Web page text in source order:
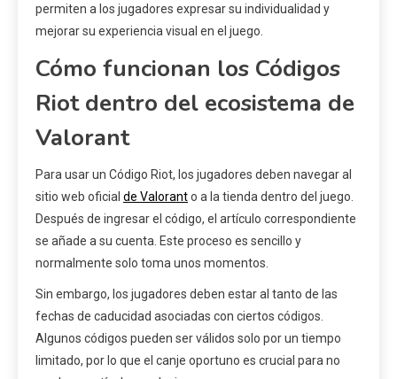
permiten a los jugadores expresar su individualidad y
mejorar su experiencia visual en el juego.
Cómo funcionan los Códigos
Riot dentro del ecosistema de
Valorant
Para usar un Código Riot, los jugadores deben navegar al
sitio web oficial de Valoranto a la tienda dentro del juego.
Después de ingresar el código, el artículo correspondiente
se añade a su cuenta. Este proceso es sencillo y
normalmente solo toma unos momentos.
Sin embargo, los jugadores deben estar al tanto de las
fechas de caducidad asociadas con ciertos códigos.
Algunos códigos pueden ser válidos solo por un tiempo
limitado, por lo que el canje oportuno es crucial para no